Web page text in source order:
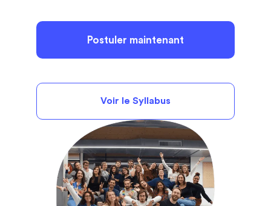
Postuler maintenant
Voir le Syllabus